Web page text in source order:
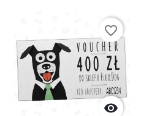

favorite_border